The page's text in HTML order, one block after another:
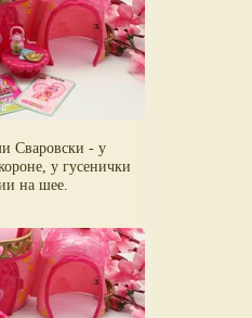
Сваровски - у
у гусенички
на шее.